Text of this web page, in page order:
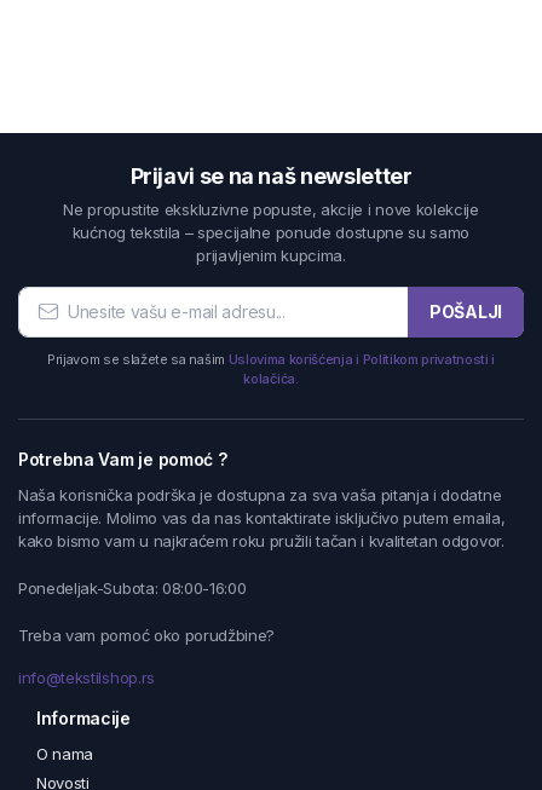
Prijavi se na naš newsletter
Ne propustite ekskluzivne popuste, akcije i nove kolekcije
kućnog tekstila – specijalne ponude dostupne su samo
prijavljenim kupcima.
POŠALJI
Prijavom se slažete sa našim Uslovima korišćenja i Politikom privatnosti i
kolačića.
Potrebna Vam je pomoć ?
Naša korisnička podrška je dostupna za sva vaša pitanja i dodatne
informacije. Molimo vas da nas kontaktirate isključivo putem emaila,
kako bismo vam u najkraćem roku pružili tačan i kvalitetan odgovor.
Ponedeljak-Subota: 08:00-16:00
Treba vam pomoć oko porudžbine?
info@tekstilshop.rs
Informacije
O nama
Novosti